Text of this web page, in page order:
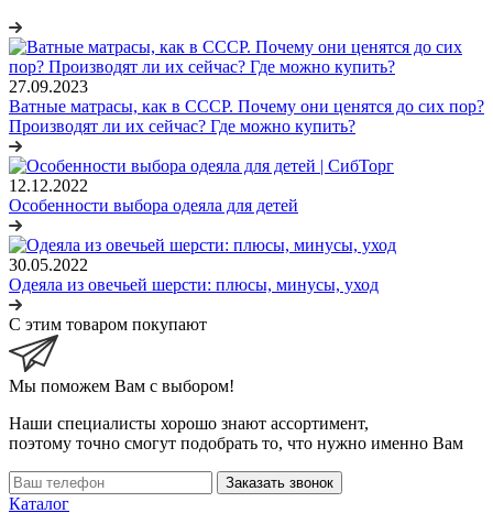
27.09.2023
Ватные матрасы, как в СССР. Почему они ценятся до сих пор?
Производят ли их сейчас? Где можно купить?
12.12.2022
Особенности выбора одеяла для детей
30.05.2022
Одеяла из овечьей шерсти: плюсы, минусы, уход
С этим товаром покупают
Мы поможем Вам с выбором!
Наши специалисты хорошо знают ассортимент,
поэтому точно смогут подобрать то, что нужно именно Вам
Заказать звонок
Каталог